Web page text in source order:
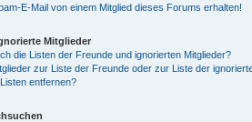
E-Mail von einem Mitglied dieses Forums erhalten!
Mitglieder
die Listen der Freunde und ignorierten Mitglieder?
zur Liste der Freunde oder zur Liste der
entfernen?